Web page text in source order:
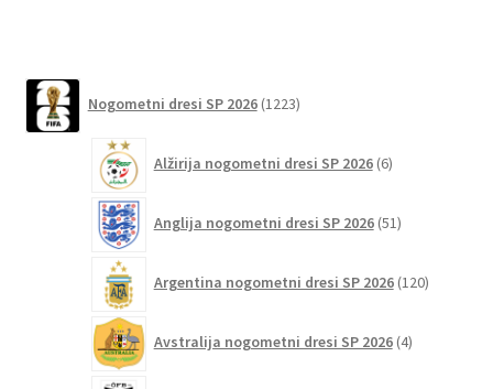
strani
Nogometni dresi SP 2026 1223izdelkov
Alžirija nogometni dresi SP 2026 6izdelkov
Anglija nogometni dresi SP 2026 51izdelkov
Argentina nogometni dresi SP 2026 120izdelkov
Avstralija nogometni dresi SP 2026 4izdelki